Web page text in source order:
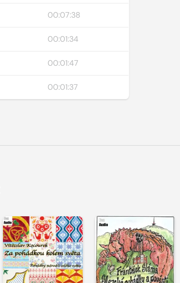
00:07:38
00:01:34
00:01:47
00:01:37
Přehrát
ukázku
Přehrát
ukázku